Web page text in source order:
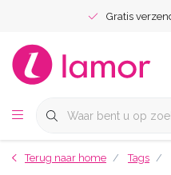
Gratis
Terug naar home Tags